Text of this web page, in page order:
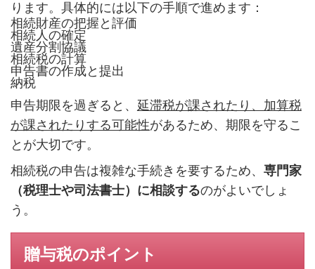
ります。具体的には以下の手順で進めます：
相続財産の把握と評価
相続人の確定
遺産分割協議
相続税の計算
申告書の作成と提出
納税
申告期限を過ぎると、 延滞税が課されたり、加算税
が課されたりする可能性があるため、期限を守るこ
とが大切です。
相続税の申告は複雑な手続きを要するため、 専門家
（税理士や司法書士）に相談するのがよいでしょ
う。
贈与税のポイント